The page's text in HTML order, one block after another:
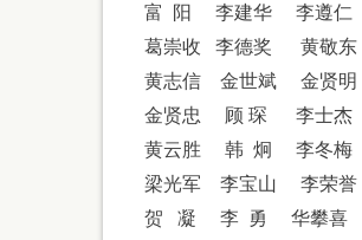
富
阳 李建华 李遵仁
葛崇收
李德奖 黄敬东
黄志信
金世斌 金贤明
金贤忠
顾 琛 李士杰
黄云胜
韩 炯 李冬梅
梁光军
李宝山 李荣誉
贺
凝 李 勇 华攀喜